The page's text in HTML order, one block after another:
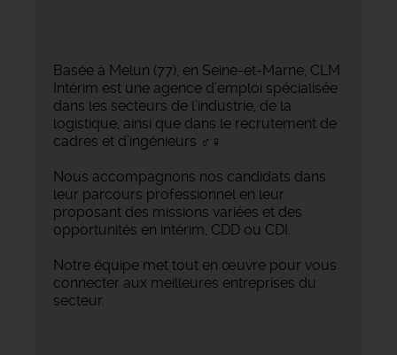
Basée à Melun (77), en Seine-et-Marne, CLM
Intérim est une agence d’emploi spécialisée
dans les secteurs de l’industrie, de la
logistique, ainsi que dans le recrutement de
cadres et d’ingénieurs ‍♂️‍♀️
Nous accompagnons nos candidats dans
leur parcours professionnel en leur
proposant des missions variées et des
opportunités en intérim, CDD ou CDI.
Notre équipe met tout en œuvre pour vous
connecter aux meilleures entreprises du
secteur.